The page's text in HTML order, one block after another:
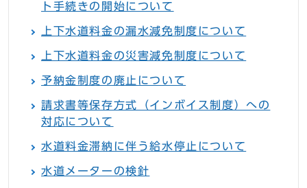
ト手続きの開始について
上下水道料金の漏水減免制度について
上下水道料金の災害減免制度について
予納金制度の廃止について
請求書等保存方式（インボイス制度）への
対応について
水道料金滞納に伴う給水停止について
水道メーターの検針